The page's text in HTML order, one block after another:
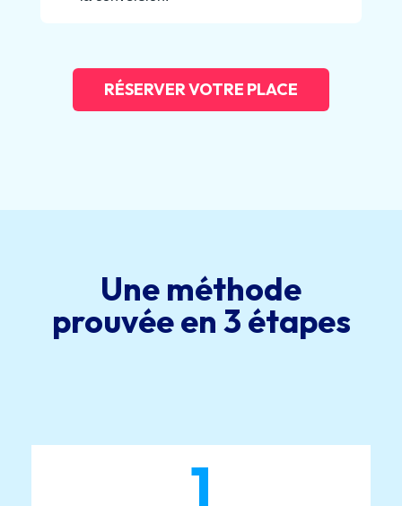
RÉSERVER VOTRE PLACE
Une méthode
prouvée en 3 étapes
1